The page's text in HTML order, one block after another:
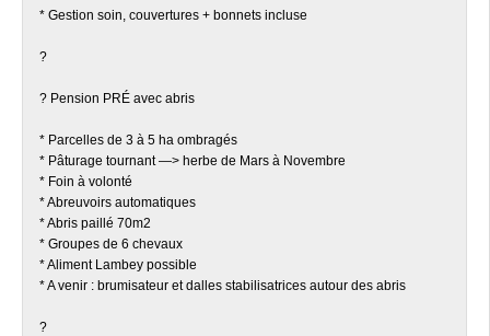
* Gestion soin, couvertures + bonnets incluse
?
? Pension PRÉ avec abris
* Parcelles de 3 à 5 ha ombragés
* Pâturage tournant —> herbe de Mars à Novembre
* Foin à volonté
* Abreuvoirs automatiques
* Abris paillé 70m2
* Groupes de 6 chevaux
* Aliment Lambey possible
* A venir : brumisateur et dalles stabilisatrices autour des abris
?